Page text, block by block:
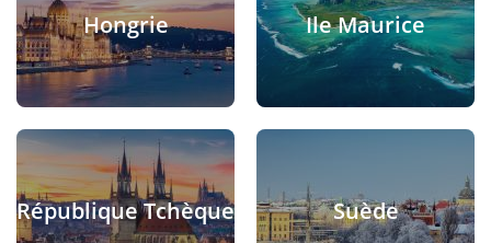
Hongrie Ile Maurice
République Tchèque Suède